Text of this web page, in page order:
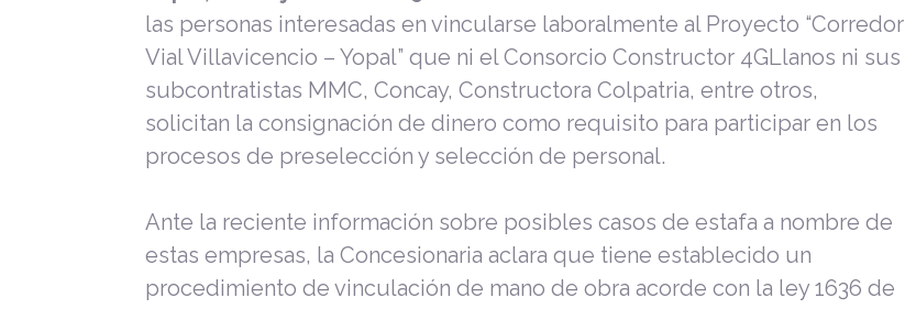
las personas interesadas en vincularse laboralmente al Proyecto “Corredor
Vial Villavicencio – Yopal” que ni el Consorcio Constructor 4GLlanos ni sus
subcontratistas MMC, Concay, Constructora Colpatria, entre otros,
solicitan la consignación de dinero como requisito para participar en los
procesos de preselección y selección de personal.
Ante la reciente información sobre posibles casos de estafa a nombre de
estas empresas, la Concesionaria aclara que tiene establecido un
procedimiento de vinculación de mano de obra acorde con la ley 1636 de